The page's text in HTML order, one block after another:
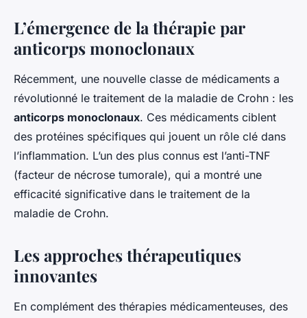
L’émergence de la thérapie par
anticorps monoclonaux
Récemment, une nouvelle classe de médicaments a
révolutionné le traitement de la maladie de Crohn : les
anticorps monoclonaux. Ces médicaments ciblent
des protéines spécifiques qui jouent un rôle clé dans
l’inflammation. L’un des plus connus est l’anti-TNF
(facteur de nécrose tumorale), qui a montré une
efficacité significative dans le traitement de la
maladie de Crohn.
Les approches thérapeutiques
innovantes
En complément des thérapies médicamenteuses, des